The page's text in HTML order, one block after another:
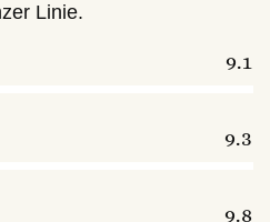
Linie.
9.1
9.3
9.8